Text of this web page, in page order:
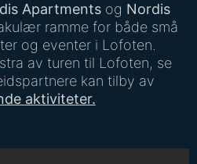
Apartmentsog Nordis
ramme for både små
og eventer i Lofoten.
av turen til Lofoten, se
kan tilby av
aktiviteter.